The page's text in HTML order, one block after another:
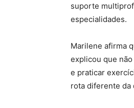
suporte
especialidades.
Marilene afirma
explicou que
e praticar
rota diferente da